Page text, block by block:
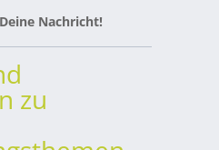
Nachricht!
zu